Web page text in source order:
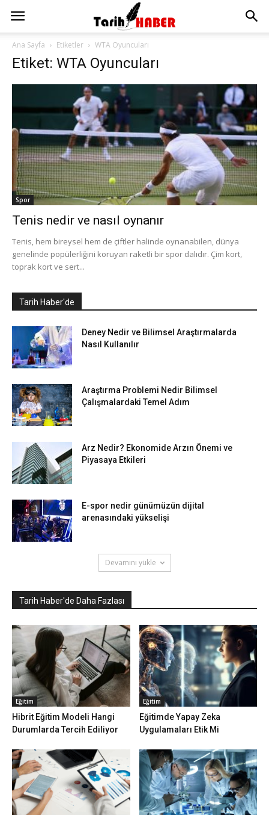
Ana Sayfa Etiketler WTA Oyuncuları
Etiket: WTA Oyuncuları
Spor
Tenis nedir ve nasıl oynanır
Tenis, hem bireysel hem de çiftler halinde oynanabilen, dünya
genelinde popülerliğini koruyan raketli bir spor dalıdır. Çim kort,
toprak kort ve sert...
Tarih Haber'de
Deney Nedir ve Bilimsel Araştırmalarda
Nasıl Kullanılır
Araştırma Problemi Nedir Bilimsel
Çalışmalardaki Temel Adım
Arz Nedir? Ekonomide Arzın Önemi ve
Piyasaya Etkileri
E-spor nedir günümüzün dijital
arenasındaki yükselişi
Devamını yükle
Tarih Haber'de Daha Fazlası
Eğitim
Hibrit Eğitim Modeli Hangi
Durumlarda Tercih Ediliyor
Eğitim
Eğitimde Yapay Zeka
Uygulamaları Etik Mi